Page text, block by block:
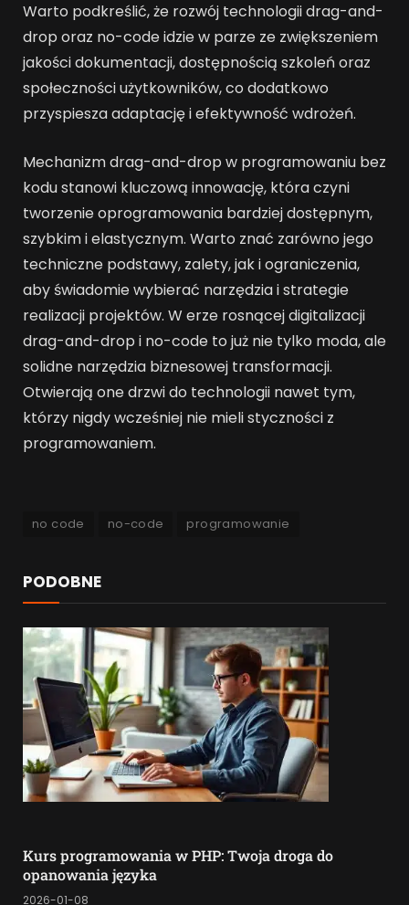
Warto podkreślić, że rozwój technologii drag-and-
drop oraz no-code idzie w parze ze zwiększeniem
jakości dokumentacji, dostępnością szkoleń oraz
społeczności użytkowników, co dodatkowo
przyspiesza adaptację i efektywność wdrożeń.
Mechanizm drag-and-drop w programowaniu bez
kodu stanowi kluczową innowację, która czyni
tworzenie oprogramowania bardziej dostępnym,
szybkim i elastycznym. Warto znać zarówno jego
techniczne podstawy, zalety, jak i ograniczenia,
aby świadomie wybierać narzędzia i strategie
realizacji projektów. W erze rosnącej digitalizacji
drag-and-drop i no-code to już nie tylko moda, ale
solidne narzędzia biznesowej transformacji.
Otwierają one drzwi do technologii nawet tym,
którzy nigdy wcześniej nie mieli styczności z
programowaniem.
no code no-code programowanie
PODOBNE
Kurs programowania w PHP: Twoja droga do
opanowania języka
2026-01-08